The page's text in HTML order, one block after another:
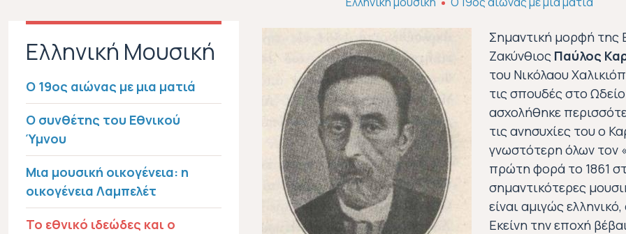
Ελληνική Μουσική
Ο 19ος αιώνας με μια ματιά
Ο συνθέτης του Εθνικού
Ύμνου
Μια μουσική οικογένεια: η
οικογένεια Λαμπελέτ
Το εθνικό ιδεώδες και ο
Σημαντική μορφή της
Ζακύνθιος Παύλος
του Νικόλαου
τις σπουδές στο
ασχολήθηκε π
τις ανησυχίες του ο
γνωστότερη όλων τον
πρώτη φορά το 1861
σημαντικότερες
είναι αμιγώς
Εκείνη την εποχή